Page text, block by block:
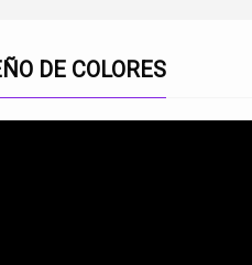
DE COLORES